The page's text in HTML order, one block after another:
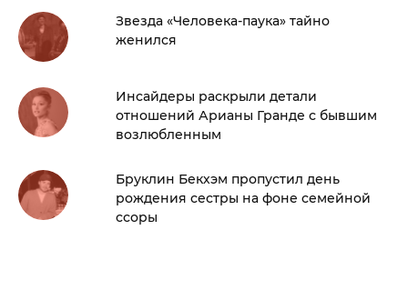
Звезда «Человека-паука» тайно
женился
Инсайдеры раскрыли детали
отношений Арианы Гранде с бывшим
возлюбленным
Бруклин Бекхэм пропустил день
рождения сестры на фоне семейной
ссоры